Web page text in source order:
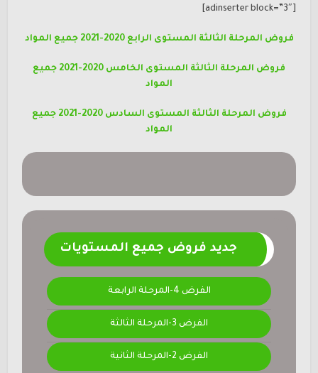
فروض المرحلة الثالثة المستوى الرابع 2020-2021 جميع المواد
فروض المرحلة الثالثة المستوى الخامس 2020-2021 جميع
المواد
فروض المرحلة الثالثة المستوى السادس 2020-2021 جميع
المواد
جديد فروض جميع المستويات
الفرض 4-المرحلة الرابعة
الفرض 3-المرحلة الثالثة
الفرض 2-المرحلة الثانية